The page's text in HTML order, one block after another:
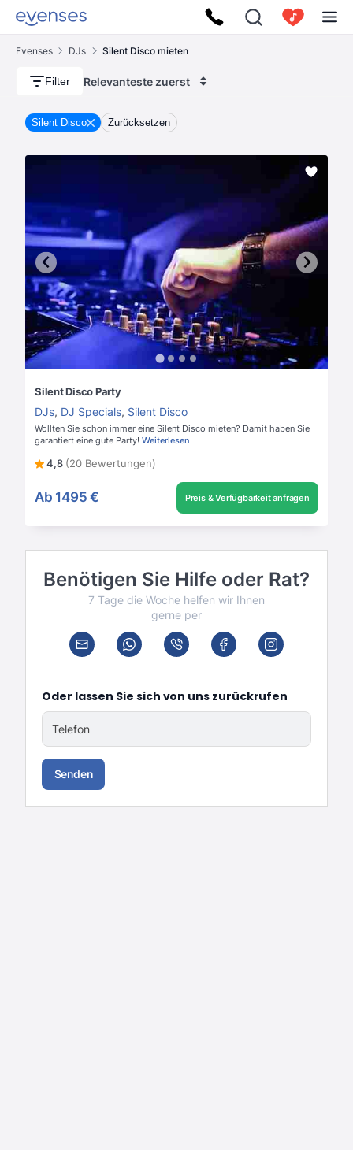
Evenses DJs Silent Disco mieten
Filter Relevanteste zuerst
Silent Disco Zurücksetzen
Silent Disco Party
DJs, DJ Specials, Silent Disco
Wollten Sie schon immer eine Silent Disco mieten? Damit haben Sie
garantiert eine gute Party! Weiterlesen
4,8 (20 Bewertungen)
Ab 1495 € Preis & Verfügbarkeit anfragen
Benötigen Sie Hilfe oder Rat?
7 Tage die Woche helfen wir Ihnen
gerne per
Oder lassen Sie sich von uns zurückrufen
Telefon
Senden